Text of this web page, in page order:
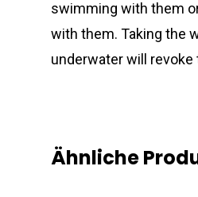
swimming with them
with them. Taking the
underwater will revoke
Ähnliche